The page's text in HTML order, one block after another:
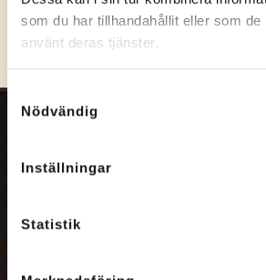
som du har tillhandahållit eller som
använt deras tjänster.
Samtyckesval
Nödvändig
Inställningar
Statistik
Hitta kontor